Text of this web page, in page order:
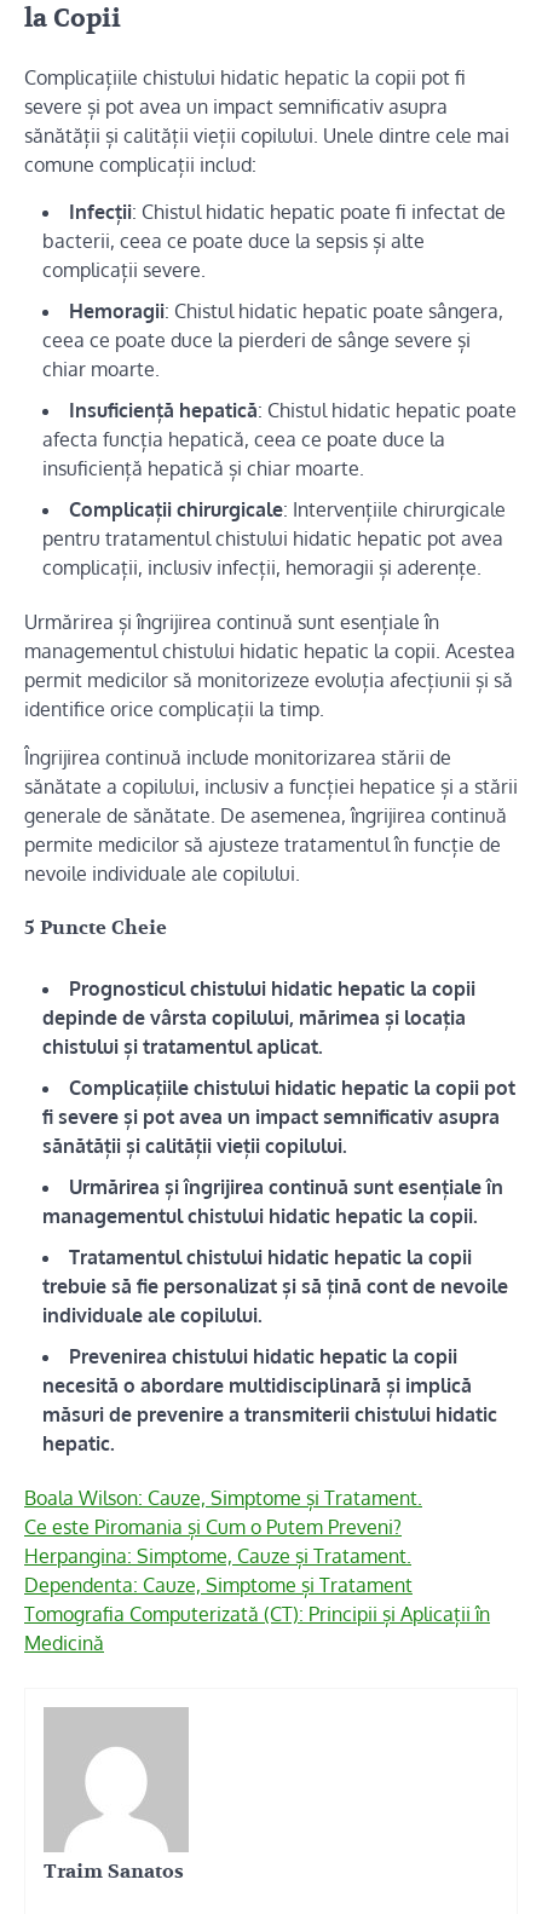
la Copii
Complicațiile chistului hidatic hepatic la copii pot fi
severe și pot avea un impact semnificativ asupra
sănătății și calității vieții copilului. Unele dintre cele mai
comune complicații includ:
Infecții: Chistul hidatic hepatic poate fi infectat de
bacterii, ceea ce poate duce la sepsis și alte
complicații severe.
Hemoragii: Chistul hidatic hepatic poate sângera,
ceea ce poate duce la pierderi de sânge severe și
chiar moarte.
Insuficiență hepatică: Chistul hidatic hepatic poate
afecta funcția hepatică, ceea ce poate duce la
insuficiență hepatică și chiar moarte.
Complicații chirurgicale: Intervențiile chirurgicale
pentru tratamentul chistului hidatic hepatic pot avea
complicații, inclusiv infecții, hemoragii și aderențe.
Urmărirea și îngrijirea continuă sunt esențiale în
managementul chistului hidatic hepatic la copii. Acestea
permit medicilor să monitorizeze evoluția afecțiunii și să
identifice orice complicații la timp.
Îngrijirea continuă include monitorizarea stării de
sănătate a copilului, inclusiv a funcției hepatice și a stării
generale de sănătate. De asemenea, îngrijirea continuă
permite medicilor să ajusteze tratamentul în funcție de
nevoile individuale ale copilului.
5 Puncte Cheie
Prognosticul chistului hidatic hepatic la copii
depinde de vârsta copilului, mărimea și locația
chistului și tratamentul aplicat.
Complicațiile chistului hidatic hepatic la copii pot
fi severe și pot avea un impact semnificativ asupra
sănătății și calității vieții copilului.
Urmărirea și îngrijirea continuă sunt esențiale în
managementul chistului hidatic hepatic la copii.
Tratamentul chistului hidatic hepatic la copii
trebuie să fie personalizat și să țină cont de nevoile
individuale ale copilului.
Prevenirea chistului hidatic hepatic la copii
necesită o abordare multidisciplinară și implică
măsuri de prevenire a transmiterii chistului hidatic
hepatic.
Boala Wilson: Cauze, Simptome și Tratament.
Ce este Piromania și Cum o Putem Preveni?
Herpangina: Simptome, Cauze și Tratament.
Dependenta: Cauze, Simptome și Tratament
Tomografia Computerizată (CT): Principii și Aplicații în
Medicină
Traim Sanatos